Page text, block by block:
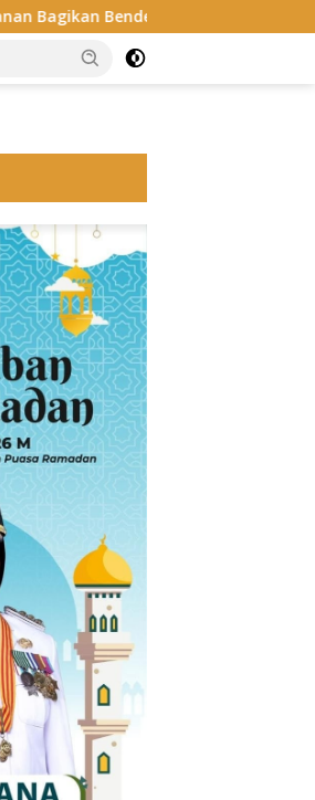
Putih Gratis ke Pengendara